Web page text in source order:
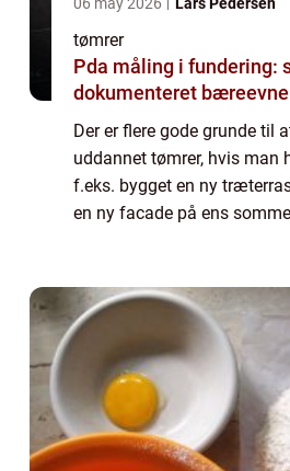
tømrer
Pda måling i fundering:
dokumenteret bæreevne
Der er flere gode grunde til
uddannet tømrer, hvis man
f.eks. bygget en ny
en ny facade på ens